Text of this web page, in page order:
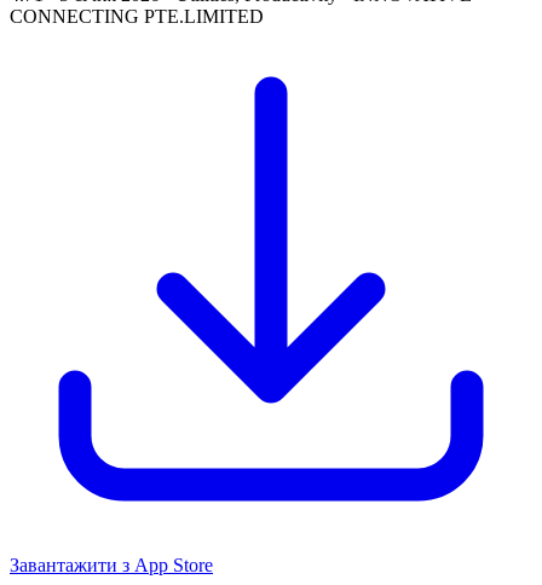
CONNECTING PTE.LIMITED
Завантажити з App Store